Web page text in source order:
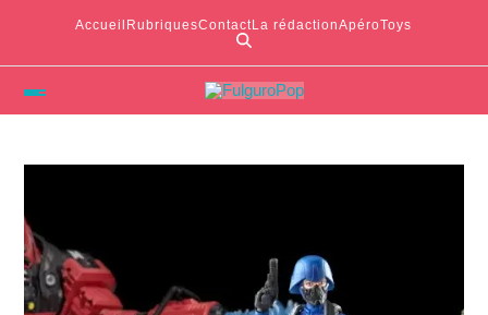
Accueil RubriquesContactLa rédactionApéroToys